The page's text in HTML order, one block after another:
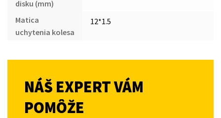
disku (mm)
Matica
uchytenia kolesa
12*1.5
NÁŠ EXPERT VÁM
POMÔŽE